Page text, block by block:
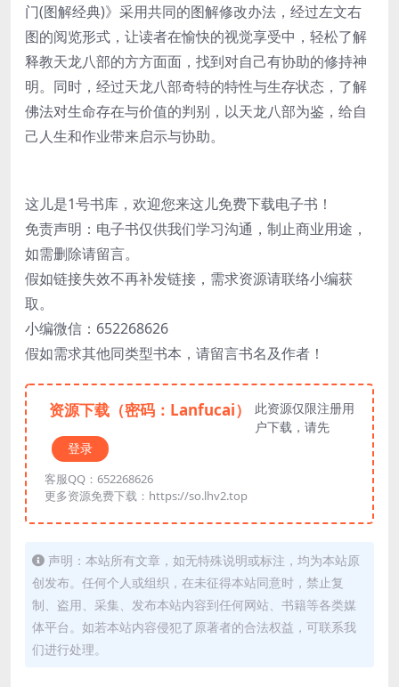
门(图解经典)》采用共同的图解修改办法，经过左文右
图的阅览形式，让读者在愉快的视觉享受中，轻松了解
释教天龙八部的方方面面，找到对自己有协助的修持神
明。同时，经过天龙八部奇特的特性与生存状态，了解
佛法对生命存在与价值的判别，以天龙八部为鉴，给自
己人生和作业带来启示与协助。
这儿是1号书库，欢迎您来这儿免费下载电子书！
免责声明：电子书仅供我们学习沟通，制止商业用途，
如需删除请留言。
假如链接失效不再补发链接，需求资源请联络小编获
取。
小编微信：652268626
假如需求其他同类型书本，请留言书名及作者！
资源下载（密码：Lanfucai）
此资源仅限注册用
户下载，请先
登录
客服QQ：652268626
更多资源免费下载：https://so.lhv2.top
声明：本站所有文章，如无特殊说明或标注，均为本站原
创发布。任何个人或组织，在未征得本站同意时，禁止复
制、盗用、采集、发布本站内容到任何网站、书籍等各类媒
体平台。如若本站内容侵犯了原著者的合法权益，可联系我
们进行处理。